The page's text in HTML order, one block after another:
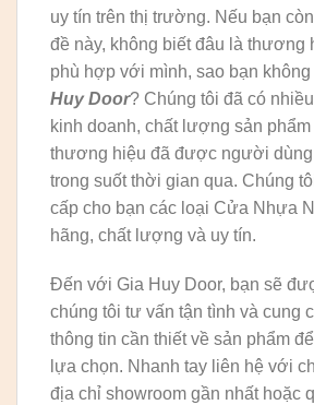
uy tín trên thị trường. Nếu bạn
đề này, không biết đâu là thương
phù hợp với mình, sao bạn
Huy Door? Chúng tôi đã có
kinh doanh, chất lượng sản phẩm
thương hiệu đã được người
trong suốt thời gian qua. Chúng
cấp cho bạn các loại Cửa Nhựa
hãng, chất lượng và uy tín.
Đến với Gia Huy Door, bạn sẽ
chúng tôi tư vấn tận tình và cung
thông tin cần thiết về sản phẩm
lựa chọn. Nhanh tay liên hệ với
địa chỉ showroom gần nhất hoặc